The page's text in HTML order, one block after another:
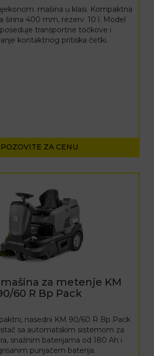
mašina u klasi. Kompaktna
širina 400 mm, rezerv. 10 l. Model
transportne točkove i
kontaktnog pritiska četki.
POZOVITE ZA CENU
za metenje KM
60 R Bp Pack
nasedni KM 90/60 R Bp Pack
sa automatskim sistemom za
snažnim baterijama od 180 Ah i
punjačem baterija.